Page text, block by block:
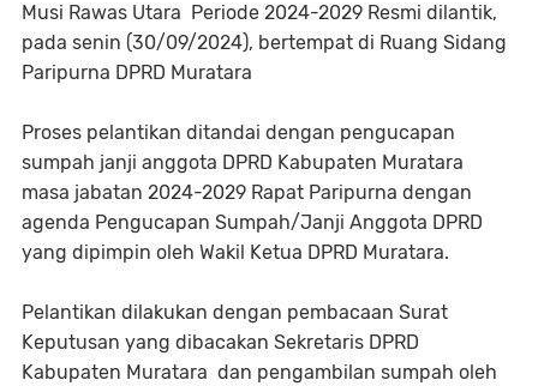
Musi Rawas Utara Periode 2024-2029 Resmi dilantik,
pada senin (30/09/2024), bertempat di Ruang Sidang
Paripurna DPRD Muratara
Proses pelantikan ditandai dengan pengucapan
sumpah janji anggota DPRD Kabupaten Muratara
masa jabatan 2024-2029 Rapat Paripurna dengan
agenda Pengucapan Sumpah/Janji Anggota DPRD
yang dipimpin oleh Wakil Ketua DPRD Muratara.
Pelantikan dilakukan dengan pembacaan Surat
Keputusan yang dibacakan Sekretaris DPRD
Kabupaten Muratara dan pengambilan sumpah oleh